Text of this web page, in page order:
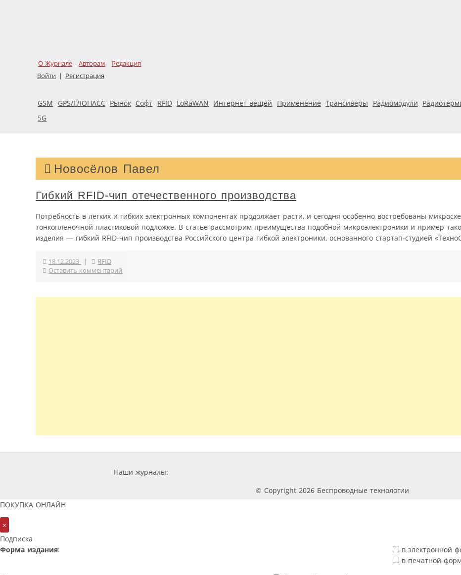
О Журнале Авторам
Редакция
Войти | Регистрация
GSM GPS/ГЛОНАСС Рынок Софт RFID LoRaWAN Интернет вещей Применение Трансиверы Радиомодули
5G
Новосёлов Павел
Гибкий RFID-чип отечественного производства
Потребность в легких и гибких электронных компонентах продолжает расти, и сегодня особенно востребованы
тонкопленочной пластиковой подложке. В статье рассмотрим преимущества подобной микроэлектроники и пример
изделия — гибкий RFID-чип производства Российского центра гибкой электроники, основанного стартап-студией
18.12.2023 |
RFID
Оставить комментарий
Наши журналы:
© Copyright 2026 Беспроводные технологии
ПОКУПКА ОНЛАЙН
×
Подписка
Форма издания:
в электронной
в печатной